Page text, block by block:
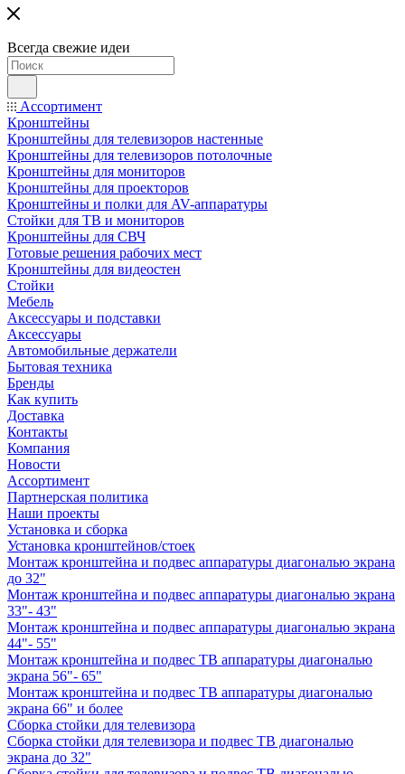
Всегда свежие идеи
Ассортимент
Кронштейны
Кронштейны для телевизоров настенные
Кронштейны для телевизоров потолочные
Кронштейны для мониторов
Кронштейны для проекторов
Кронштейны и полки для AV-аппаратуры
Стойки для ТВ и мониторов
Кронштейны для СВЧ
Готовые решения рабочих мест
Кронштейны для видеостен
Стойки
Мебель
Аксессуары и подставки
Аксессуары
Автомобильные держатели
Бытовая техника
Бренды
Как купить
Доставка
Контакты
Компания
Новости
Ассортимент
Партнерская политика
Наши проекты
Установка и сборка
Установка кронштейнов/стоек
Монтаж кронштейна и подвес аппаратуры диагональю экрана
до 32"
Монтаж кронштейна и подвес аппаратуры диагональю экрана
33"- 43"
Монтаж кронштейна и подвес аппаратуры диагональю экрана
44"- 55"
Монтаж кронштейна и подвес ТВ аппаратуры диагональю
экрана 56"- 65"
Монтаж кронштейна и подвес ТВ аппаратуры диагональю
экрана 66" и более
Сборка стойки для телевизора
Сборка стойки для телевизора и подвес ТВ диагональю
экрана до 32"